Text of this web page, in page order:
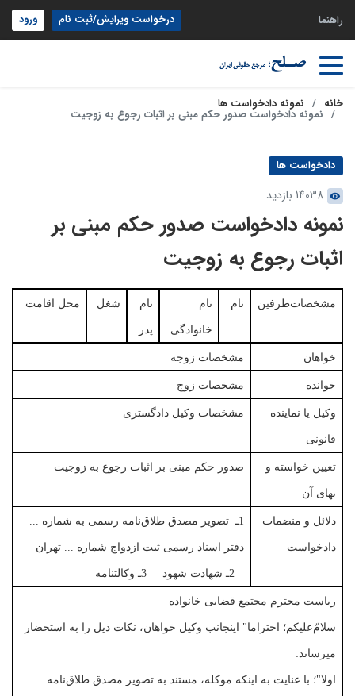
راهنما درخواست ویرایش/ثبت نام ورود
خانه نمونه دادخواست ها
نمونه دادخواست صدور حکم مبنی بر اثبات رجوع به زوجیت
دادخواست ها
14038 بازدید
نمونه دادخواست صدور حکم مبنی بر
اثبات رجوع به زوجیت
مشخصات‌طرفین نام نام
خانوادگی
نام
پدر
شغل محل اقامت
خواهان مشخصات زوجه
خوانده مشخصات زوج
وکیل یا نماینده
قانونی
مشخصات وکیل دادگستری
تعیین خواسته و
بهای آن
صدور حکم مبنی بر اثبات رجوع به زوجیت
دلائل و منضمات
دادخواست
1ـ تصویر مصدق طلاق‌نامه رسمی به شماره ...
دفتر اسناد رسمی ثبت ازدواج شماره ... تهران
2ـ شهادت شهود 3ـ وکالتنامه
ریاست محترم مجتمع قضایی خانواده
سلامّ‌علیکم؛ احتراما" اینجانب وکیل خواهان، نکات ذیل را به استحضار
میرساند:
اولا"؛ با عنایت به اینکه موکله، مستند به تصویر مصدق طلاق‌نامه